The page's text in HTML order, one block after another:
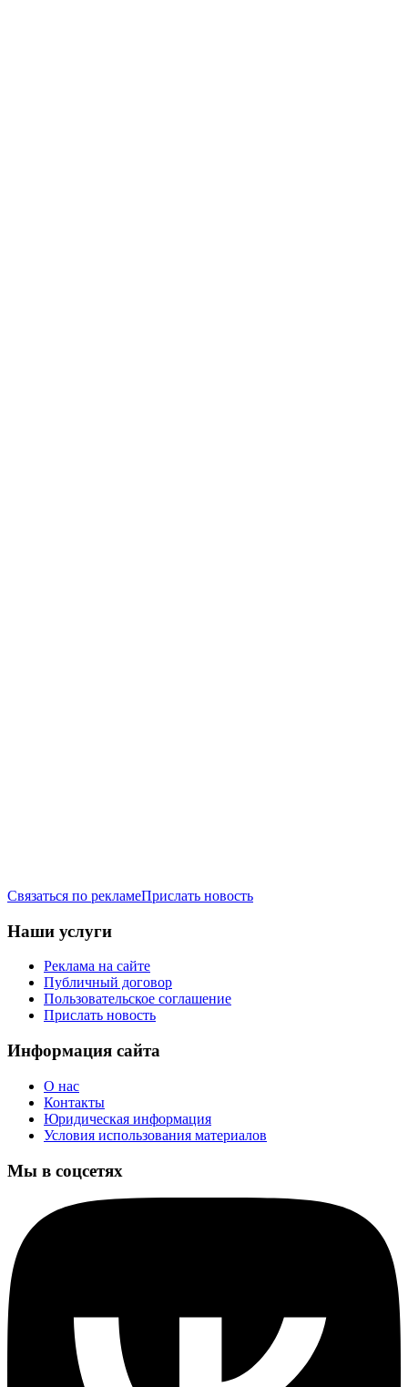
Связаться по рекламеПрислать новость
Наши услуги
Реклама на сайте
Публичный договор
Пользовательское соглашение
Прислать новость
Информация сайта
О нас
Контакты
Юридическая информация
Условия использования материалов
Мы в соцсетях